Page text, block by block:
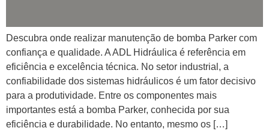
Descubra onde realizar manutenção de bomba Parker com
confiança e qualidade. A ADL Hidráulica é referência em
eficiência e excelência técnica. No setor industrial, a
confiabilidade dos sistemas hidráulicos é um fator decisivo
para a produtividade. Entre os componentes mais
importantes está a bomba Parker, conhecida por sua
eficiência e durabilidade. No entanto, mesmo os […]